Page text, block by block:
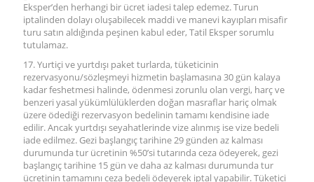
Eksper’den herhangi bir ücret iadesi talep edemez. Turun
iptalinden dolayı oluşabilecek maddi ve manevi kayıpları misafir
turu satın aldığında peşinen kabul eder, Tatil Eksper sorumlu
tutulamaz.
17. Yurtiçi ve yurtdışı paket turlarda, tüketicinin
rezervasyonu/sözleşmeyi hizmetin başlamasına 30 gün kalaya
kadar feshetmesi halinde, ödenmesi zorunlu olan vergi, harç ve
benzeri yasal yükümlülüklerden doğan masraflar hariç olmak
üzere ödediği rezervasyon bedelinin tamamı kendisine iade
edilir. Ancak yurtdışı seyahatlerinde vize alınmış ise vize bedeli
iade edilmez. Gezi başlangıç tarihine 29 günden az kalması
durumunda tur ücretinin %50’si tutarında ceza ödeyerek, gezi
başlangıç tarihine 15 gün ve daha az kalması durumunda tur
ücretinin tamamını ceza bedeli ödeyerek iptal yapabilir. Tüketici